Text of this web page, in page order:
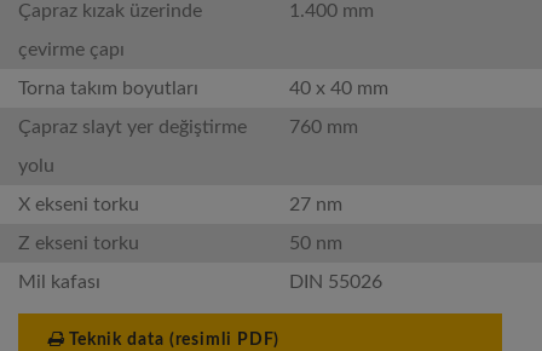
Çapraz kızak üzerinde
çevirme çapı
1.400 mm
Torna takım boyutları
40 x 40 mm
Çapraz slayt yer değiştirme
yolu
760 mm
X ekseni torku
27 nm
Z ekseni torku
50 nm
Mil kafası
DIN 55026
Teknik data (resimli PDF)